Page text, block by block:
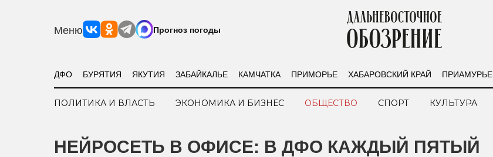
Меню Прогноз погоды
ДФО БУРЯТИЯ ЯКУТИЯ ЗАБАЙКАЛЬЕ КАМЧАТКА ПРИМОРЬЕ ХАБАРОВСКИЙ КРАЙ ПРИАМУРЬЕ
ПОЛИТИКА И ВЛАСТЬ ЭКОНОМИКА И БИЗНЕС ОБЩЕСТВО СПОРТ КУЛЬТУРА
НЕЙРОСЕТЬ В ОФИСЕ: В ДФО КАЖДЫЙ ПЯТЫЙ